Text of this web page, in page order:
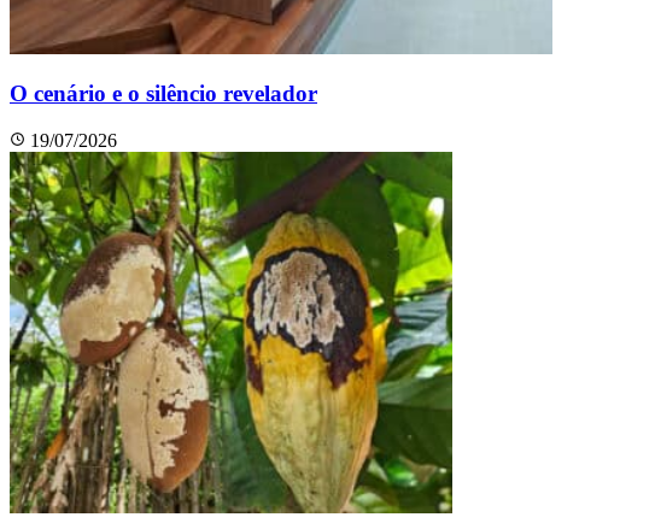
O cenário e o silêncio revelador
19/07/2026